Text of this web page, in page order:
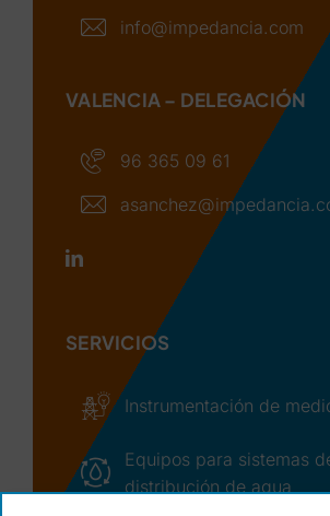
info@impedancia.com
VALENCIA – DELEGACIÓN
96 365 09 61
SERVICIOS
Instrumentación de
Equipos para sistemas
distribución de agua